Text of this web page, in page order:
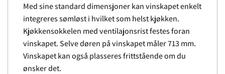
Med sine standard dimensjoner kan vinskapet enkelt
integreres sømløst i hvilket som helst kjøkken.
Kjøkkensokkelen med ventilajonsrist festes foran
vinskapet. Selve døren på vinskapet måler 713 mm.
Vinskapet kan også plasseres frittstående om du
ønsker det.